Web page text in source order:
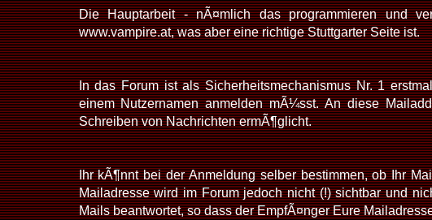
Die Hauptarbeit - nÃ¤mlich das programmieren und
www.vampire.at, was aber eine richtige Stuttgarter Seite ist.
In das Forum ist als Sicherheitsmechanismus Nr. 1
einem Nutzernamen anmelden mÃ¼sst. An diese
Schreiben von Nachrichten ermÃ¶glicht.
Ihr kÃ¶nnt bei der Anmeldung selber bestimmen, ob Ihr
Mailadresse wird im Forum jedoch nicht (!) sichtbar und
Mails beantwortet, so dass der EmpfÃ¤nger Eure